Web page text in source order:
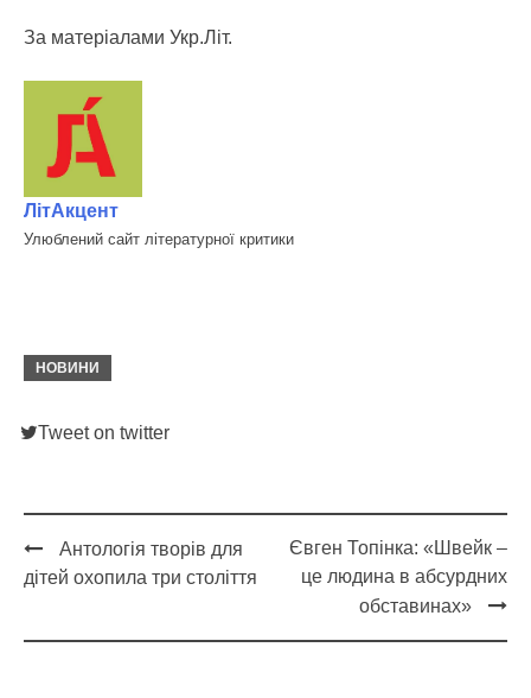
За матеріалами Укр.Літ.
ЛітАкцент
Улюблений сайт літературної критики
НОВИНИ
Tweet on twitter
Post
Антологія творів для
дітей охопила три століття
Євген Топінка: «Швейк –
це людина в абсурдних
обставинах»